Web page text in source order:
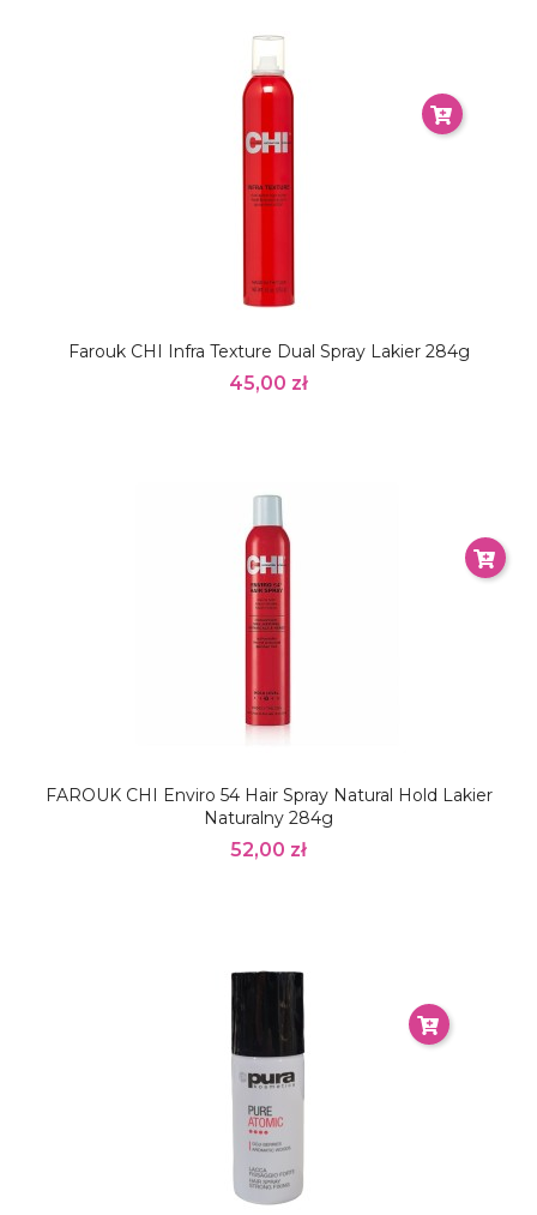
Farouk CHI Infra Texture Dual Spray Lakier 284g
45,00 zł
FAROUK CHI Enviro 54 Hair Spray Natural Hold Lakier
Naturalny 284g
52,00 zł